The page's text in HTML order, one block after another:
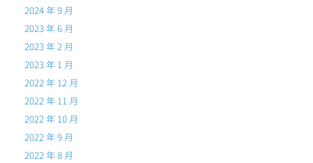
2024 年 9 月
2023 年 6 月
2023 年 2 月
2023 年 1 月
2022 年 12 月
2022 年 11 月
2022 年 10 月
2022 年 9 月
2022 年 8 月